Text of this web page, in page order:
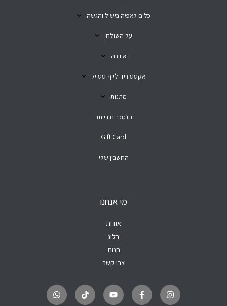
כלים לאפיה בישול והגשה
על השולחן
אווירה
אקססוריז ולייף סטייל
מתנות
הנמכרים ביותר
Gift Card
החשבון שלי
מי אנחנו
אודות
בלוג
חנות
צרו קשר
I
n
s
F
a
c
Y
o
u
T
i
k
W
h
a